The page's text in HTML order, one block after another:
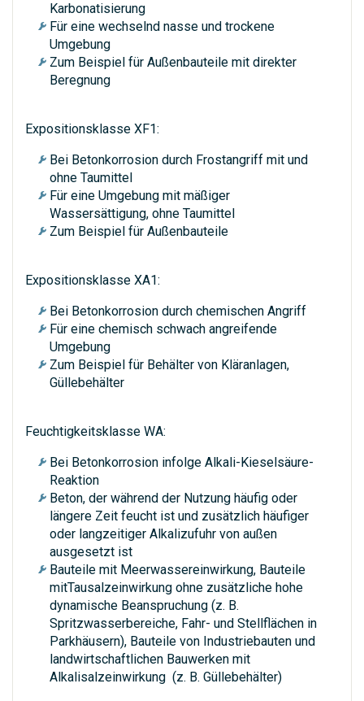
Karbonatisierung
Für eine wechselnd nasse und trockene
Umgebung
Zum Beispiel für Außenbauteile mit direkter
Beregnung
Expositionsklasse XF1:
Bei Betonkorrosion durch Frostangriff mit und
ohne Taumittel
Für eine Umgebung mit mäßiger
Wassersättigung, ohne Taumittel
Zum Beispiel für Außenbauteile
Expositionsklasse XA1:
Bei Betonkorrosion durch chemischen Angriff
Für eine chemisch schwach angreifende
Umgebung
Zum Beispiel für Behälter von Kläranlagen,
Güllebehälter
Feuchtigkeitsklasse WA:
Bei Betonkorrosion infolge Alkali-Kieselsäure-
Reaktion
Beton, der während der Nutzung häufig oder
längere Zeit feucht ist und zusätzlich häufiger
oder langzeitiger Alkalizufuhr von außen
ausgesetzt ist
Bauteile mit Meerwassereinwirkung, Bauteile
mitTausalzeinwirkung ohne zusätzliche hohe
dynamische Beanspruchung (z. B.
Spritzwasserbereiche, Fahr- und Stellflächen in
Parkhäusern), Bauteile von Industriebauten und
landwirtschaftlichen Bauwerken mit
Alkalisalzeinwirkung (z. B. Güllebehälter)